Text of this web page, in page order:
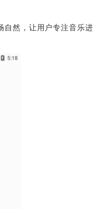
自然，让用户专注音乐进